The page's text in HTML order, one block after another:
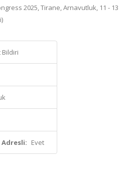
2025, Tirane, Arnavutluk, 11 - 13
Bildiri
Evet